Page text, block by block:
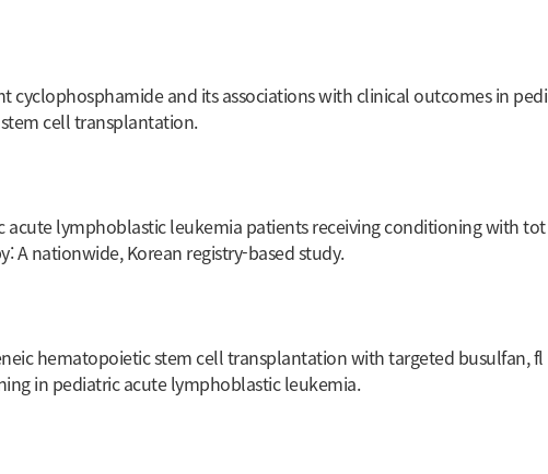
cyclophosphamide and its associations with clinical outcomes in pedi
cell transplantation.
acute lymphoblastic leukemia patients receiving conditioning with tot
A nationwide, Korean registry-based study.
hematopoietic stem cell transplantation with targeted busulfan, fl
in pediatric acute lymphoblastic leukemia.